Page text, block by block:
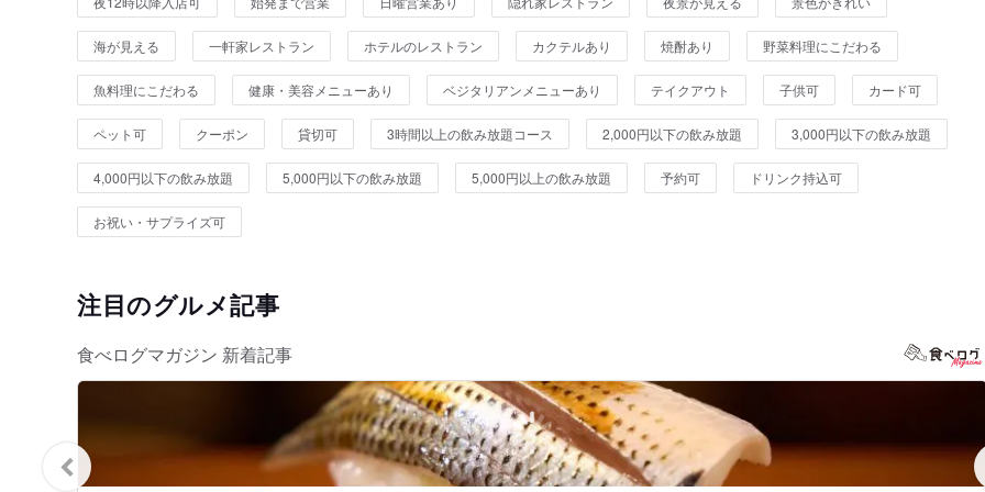
海が見える 一軒家レストラン ホテルのレストラン カクテルあり 焼酎あり 野菜料理にこだわる
魚料理にこだわる 健康・美容メニューあり ベジタリアンメニューあり テイクアウト 子供可 カード可
ペット可 クーポン 貸切可 3時間以上の飲み放題コース 2,000円以下の飲み放題 3,000円以下の飲み放題
4,000円以下の飲み放題 5,000円以下の飲み放題 5,000円以上の飲み放題 予約可 ドリンク持込可
お祝い・サプライズ可
注目のグルメ記事
食べログマガジン 新着記事